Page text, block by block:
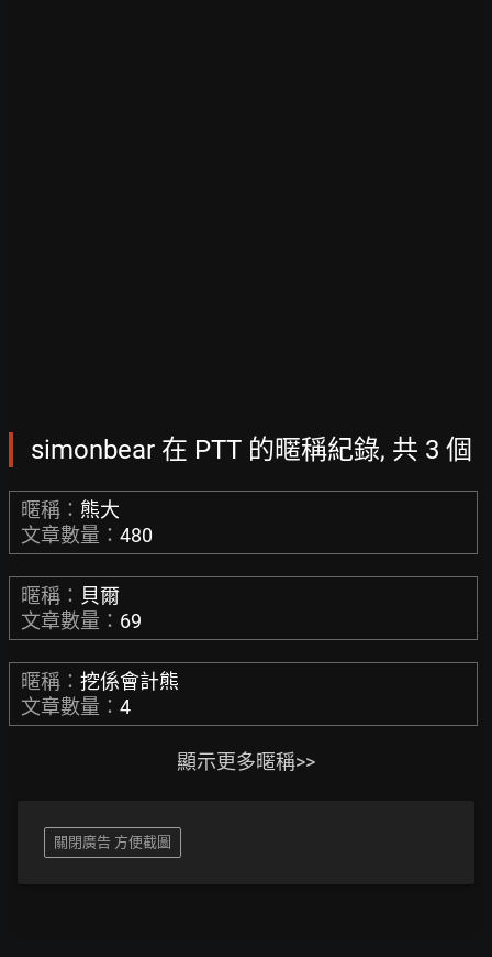
simonbear 在 PTT 的暱稱紀錄, 共 3 個
暱稱： 熊大
文章數量： 480
暱稱： 貝爾
文章數量： 69
暱稱： 挖係會計熊
文章數量： 4
顯示更多暱稱>>
關閉廣告 方便截圖